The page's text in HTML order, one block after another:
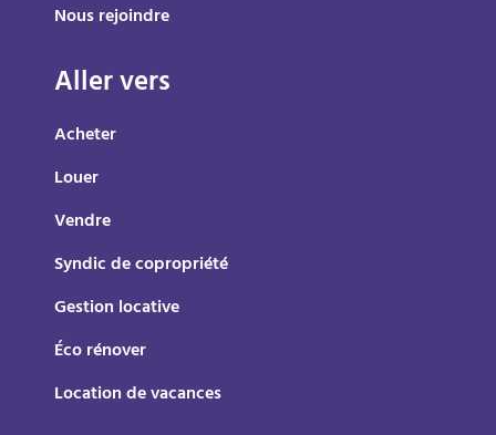
Nous rejoindre
Aller vers
Acheter
Louer
Vendre
Syndic de copropriété
Gestion locative
Éco rénover
Location de vacances